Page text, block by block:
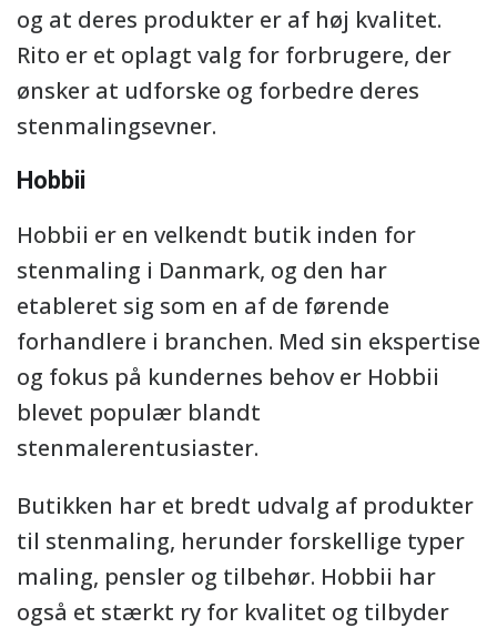
og at deres produkter er af høj kvalitet.
Rito er et oplagt valg for forbrugere, der
ønsker at udforske og forbedre deres
stenmalingsevner.
Hobbii
Hobbii er en velkendt butik inden for
stenmaling i Danmark, og den har
etableret sig som en af de førende
forhandlere i branchen. Med sin ekspertise
og fokus på kundernes behov er Hobbii
blevet populær blandt
stenmalerentusiaster.
Butikken har et bredt udvalg af produkter
til stenmaling, herunder forskellige typer
maling, pensler og tilbehør. Hobbii har
også et stærkt ry for kvalitet og tilbyder